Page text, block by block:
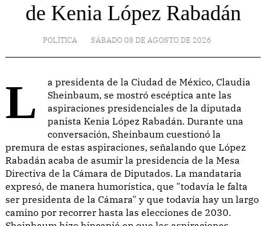
de Kenia López Rabadán
POLÍTICA SÁBADO 08 DE AGOSTO DE 2026
La presidenta de la Ciudad de México, Claudia
Sheinbaum, se mostró escéptica ante las
aspiraciones presidenciales de la diputada
panista Kenia López Rabadán. Durante una
conversación, Sheinbaum cuestionó la
premura de estas aspiraciones, señalando que López
Rabadán acaba de asumir la presidencia de la Mesa
Directiva de la Cámara de Diputados. La mandataria
expresó, de manera humorística, que "todavía le falta
ser presidenta de la Cámara" y que todavía hay un largo
camino por recorrer hasta las elecciones de 2030.